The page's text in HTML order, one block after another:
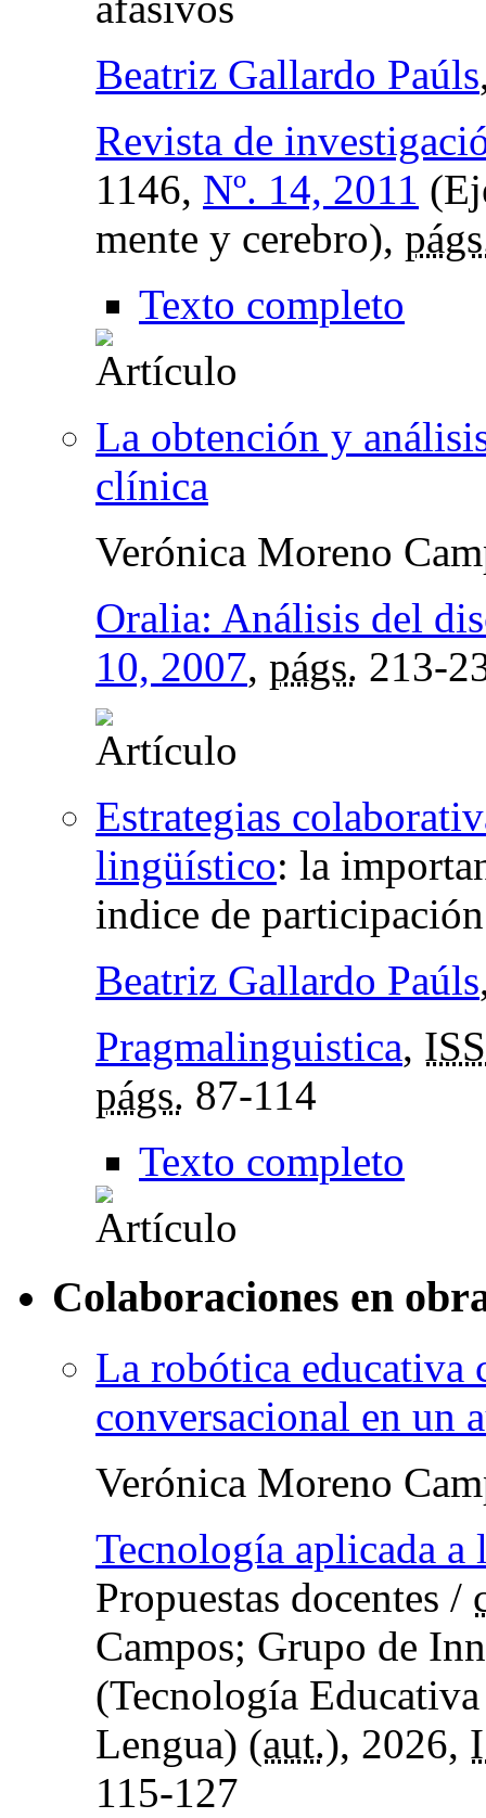
Beatriz Gallardo Paúls
Revista de
1146, Nº. 14, 2011
mente y cerebro),
Texto completo
La obtención y
clínica
Verónica Moreno
Oralia: Análisis del
10, 2007, págs. 213-
Estrategias
lingüístico: la
indice de
Beatriz Gallardo Paúls
Pragmalinguistica,
págs. 87-114
Texto completo
Colaboraciones en
La robótica educativa
conversacional en un
Verónica Moreno
Tecnología aplicada a
Propuestas docentes /
Campos; Grupo de
(Tecnología
Lengua) (aut.), 2026,
115-127